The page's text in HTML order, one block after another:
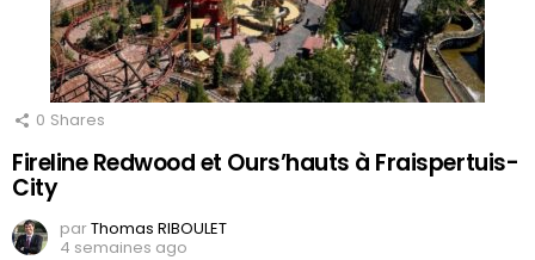
0 Shares
Fireline Redwood et Ours’hauts à Fraispertuis-
City
parThomas RIBOULET
4 semaines ago